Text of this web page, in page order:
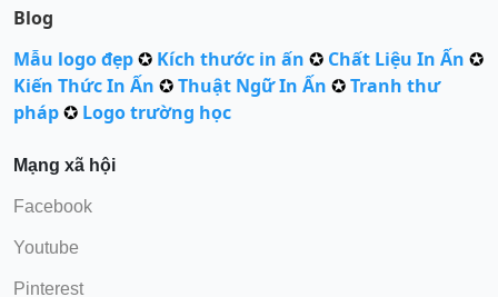
Blog
Mẫu logo đẹp✪ Kích thước in ấn ✪ Chất Liệu In Ấn ✪
Kiến Thức In Ấn ✪Thuật Ngữ In Ấn ✪Tranh thư
pháp✪ Logo trường học
Mạng xã hội
Facebook
Youtube
Pinterest